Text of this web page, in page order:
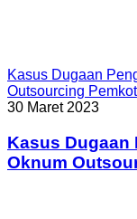
Kasus Dugaan
Outsourcing
30 Maret 2023
Kasus Dugaan
Oknum